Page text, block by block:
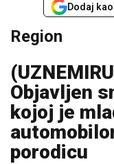
Dodaj
Region
Objavljen
kojoj je
porodicu